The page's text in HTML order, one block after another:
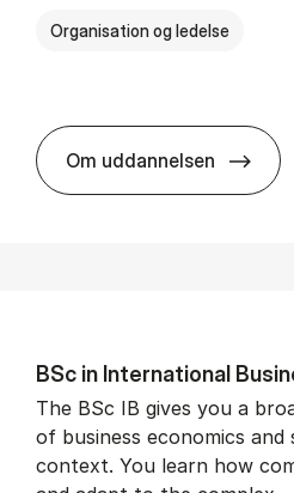
Organisation og ledelse
Om uddannelsen
BSc in
BSc in In­ter­na­tion­al
The BSc IB gives you a
of business economics
context. You learn how